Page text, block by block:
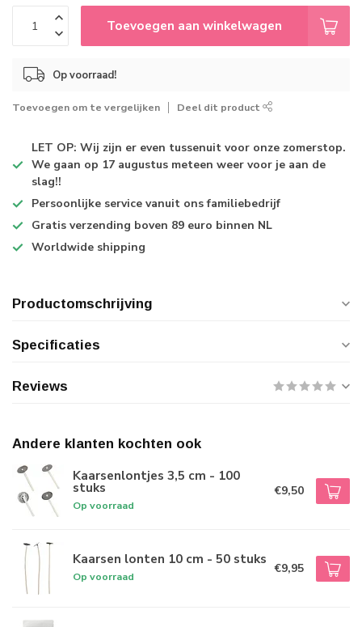
Toevoegen aan winkelwagen
Op voorraad!
Toevoegen om te vergelijken Deel dit product
LET OP: Wij zijn er even tussenuit voor onze zomerstop.
We gaan op 17 augustus meteen weer voor je aan de
slag!!
Persoonlijke service vanuit ons familiebedrijf
Gratis verzending boven 89 euro binnen NL
Worldwide shipping
Productomschrijving
Specificaties
Reviews
Andere klanten kochten ook
Kaarsenlontjes 3,5 cm - 100
stuks
Op voorraad
€9,50
Kaarsen lonten 10 cm - 50 stuks
Op voorraad
€9,95